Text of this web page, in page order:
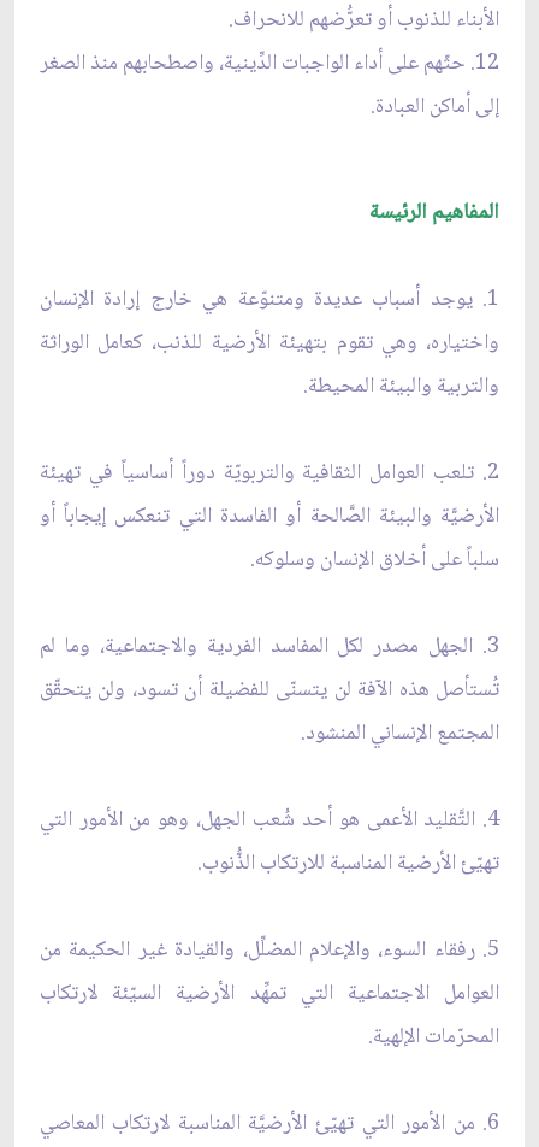
الأبناء للذنوب أو تعرُّضهم للانحراف.
12. حثّهم على أداء الواجبات الدِّينية، واصطحابهم منذ الصغر
إلى أماكن العبادة.
المفاهيم الرئيسة
1. يوجد أسباب عديدة ومتنوّعة هي خارج إرادة الإنسان
واختياره، وهي تقوم بتهيئة الأرضية للذنب، كعامل الوراثة
والتربية والبيئة المحيطة.
2. تلعب العوامل الثقافية والتربويّة دوراً أساسياً في تهيئة
الأرضيَّة والبيئة الصَّالحة أو الفاسدة التي تنعكس إيجاباً أو
سلباً على أخلاق الإنسان وسلوكه.
3. الجهل مصدر لكل المفاسد الفردية والاجتماعية، وما لم
تُستأصل هذه الآفة لن يتسنّى للفضيلة أن تسود، ولن يتحقّق
المجتمع الإنساني المنشود.
4. التَّقليد الأعمى هو أحد شُعب الجهل، وهو من الأمور التي
تهيّئ الأرضية المناسبة للارتكاب الذُّنوب.
5. رفقاء السوء، والإعلام المضلِّل، والقيادة غير الحكيمة من
العوامل الاجتماعية التي تمهِّد الأرضية السيّئة لارتكاب
المحرّمات الإلهية.
6. من الأمور التي تهيّئ الأرضيَّة المناسبة لارتكاب المعاصي